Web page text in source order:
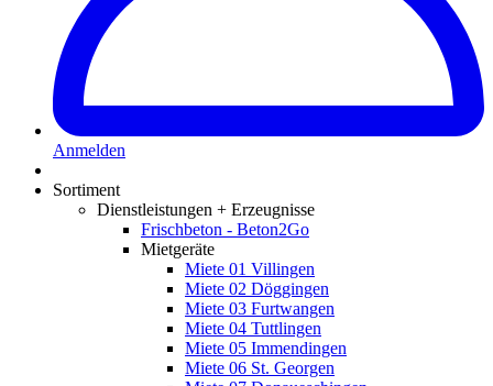
Anmelden
Sortiment
Dienstleistungen + Erzeugnisse
Frischbeton - Beton2Go
Mietgeräte
Miete 01 Villingen
Miete 02 Döggingen
Miete 03 Furtwangen
Miete 04 Tuttlingen
Miete 05 Immendingen
Miete 06 St. Georgen